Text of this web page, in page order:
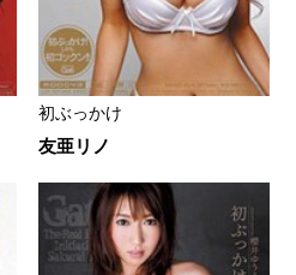
初ぶっかけ
友亜リノ